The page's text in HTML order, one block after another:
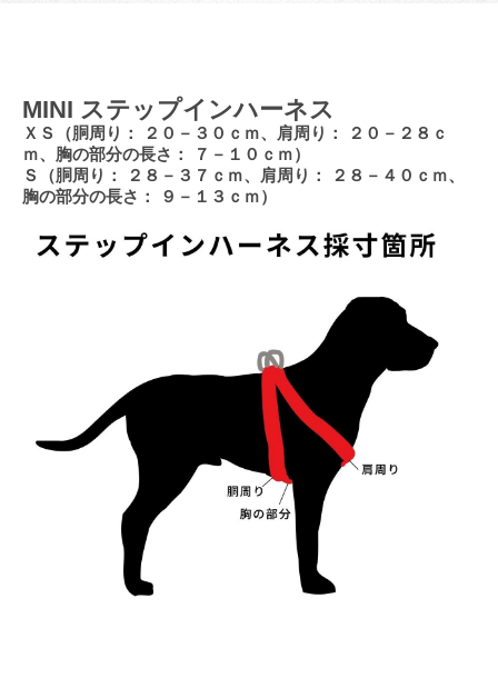
MINI ステップインハーネス
ＸＳ（胴周り： ２０－３０ｃｍ、肩周り： ２０－２８ｃ
ｍ、胸の部分の長さ： ７－１０ｃｍ）
Ｓ（胴周り： ２８－３７ｃｍ、肩周り： ２８－４０ｃｍ、
胸の部分の長さ： ９－１３ｃｍ）